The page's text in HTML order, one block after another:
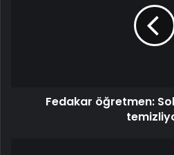
Fedakar öğretmen: